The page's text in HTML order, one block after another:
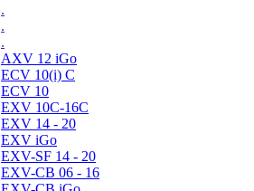
.
.
.
AXV 12 iGo
ECV 10(i) C
ECV 10
EXV 10C-16C
EXV 14 - 20
EXV iGo
EXV-SF 14 - 20
EXV-CB 06 - 16